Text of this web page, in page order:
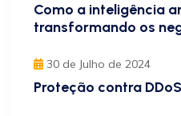
Como a inteligência
transformando os
30 de Julho de 2024
Proteção contra